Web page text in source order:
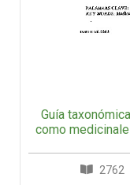
Guía
como
2762